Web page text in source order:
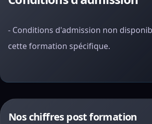
- Conditions d'admission non
cette formation spécifique.
Nos chiffres post formation